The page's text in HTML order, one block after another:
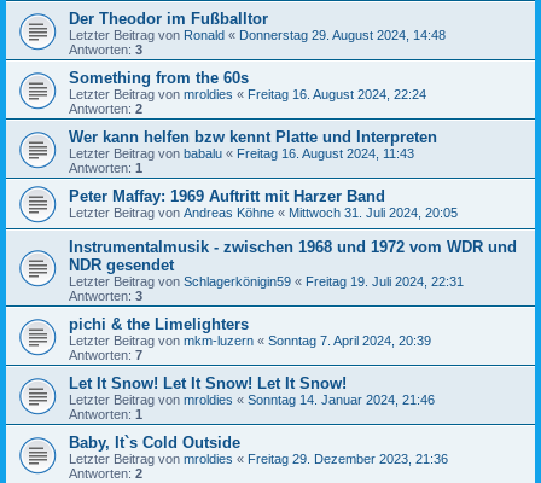
Der Theodor im Fußballtor
Letzter Beitrag von Ronald « Donnerstag 29. August 2024, 14:48
Antworten: 3
Something from the 60s
Letzter Beitrag von mroldies « Freitag 16. August 2024, 22:24
Antworten: 2
Wer kann helfen bzw kennt Platte und Interpreten
Letzter Beitrag von babalu « Freitag 16. August 2024, 11:43
Antworten: 1
Peter Maffay: 1969 Auftritt mit Harzer Band
Letzter Beitrag von Andreas Köhne « Mittwoch 31. Juli 2024, 20:05
Instrumentalmusik - zwischen 1968 und 1972 vom WDR und
NDR gesendet
Letzter Beitrag von Schlagerkönigin59 « Freitag 19. Juli 2024, 22:31
Antworten: 3
pichi & the Limelighters
Letzter Beitrag von mkm-luzern « Sonntag 7. April 2024, 20:39
Antworten: 7
Let It Snow! Let It Snow! Let It Snow!
Letzter Beitrag von mroldies « Sonntag 14. Januar 2024, 21:46
Antworten: 1
Baby, It`s Cold Outside
Letzter Beitrag von mroldies « Freitag 29. Dezember 2023, 21:36
Antworten: 2